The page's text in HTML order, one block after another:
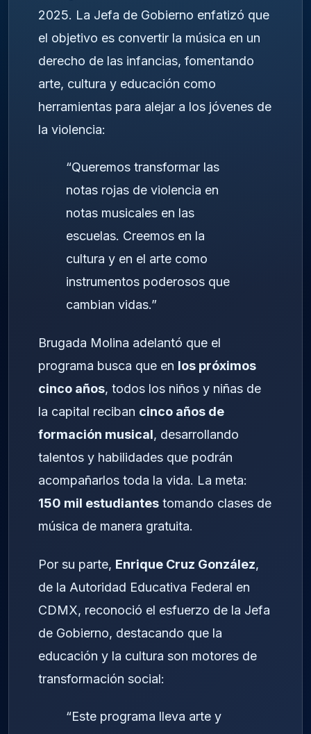
2025. La Jefa de Gobierno enfatizó que
el objetivo es convertir la música en un
derecho de las infancias, fomentando
arte, cultura y educación como
herramientas para alejar a los jóvenes de
la violencia:
“Queremos transformar las
notas rojas de violencia en
notas musicales en las
escuelas. Creemos en la
cultura y en el arte como
instrumentos poderosos que
cambian vidas.”
Brugada Molina adelantó que el
programa busca que en los próximos
cinco años, todos los niños y niñas de
la capital reciban cinco años de
formación musical, desarrollando
talentos y habilidades que podrán
acompañarlos toda la vida. La meta:
150 mil estudiantes tomando clases de
música de manera gratuita.
Por su parte, Enrique Cruz González,
de la Autoridad Educativa Federal en
CDMX, reconoció el esfuerzo de la Jefa
de Gobierno, destacando que la
educación y la cultura son motores de
transformación social:
“Este programa lleva arte y